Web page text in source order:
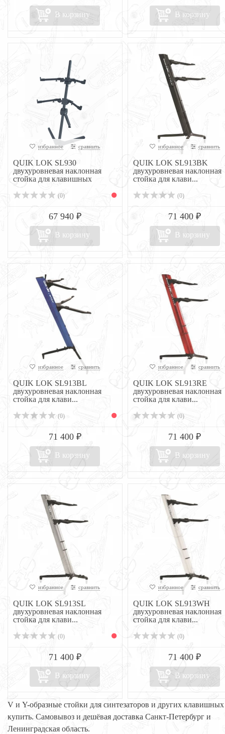
В корзину В корзину
избранное сравнить
QUIK LOK SL930
двухуровневая наклонная
стойка для клавишных
(0)
67 940 ₽
В корзину
избранное сравнить
QUIK LOK SL913BK
двухуровневая наклонная
стойка для клави...
(0)
71 400 ₽
В корзину
избранное сравнить
QUIK LOK SL913BL
двухуровневая наклонная
стойка для клави...
(0)
71 400 ₽
В корзину
избранное сравнить
QUIK LOK SL913RE
двухуровневая наклонная
стойка для клави...
(0)
71 400 ₽
В корзину
избранное сравнить
QUIK LOK SL913SL
двухуровневая наклонная
стойка для клави...
(0)
71 400 ₽
В корзину
избранное сравнить
QUIK LOK SL913WH
двухуровневая наклонная
стойка для клави...
(0)
71 400 ₽
В корзину
V и Y-образные стойки для синтезаторов и других клавишных
купить. Самовывоз и дешёвая доставка Санкт-Петербург и
Ленинградская область.